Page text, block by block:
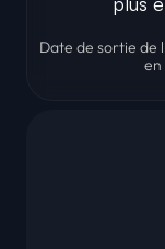
Date de sortie de
en